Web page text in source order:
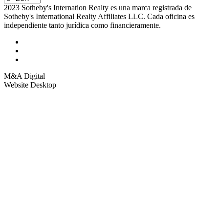
2023 Sotheby's Internation Realty es una marca registrada de
Sotheby's International Realty Affiliates LLC. Cada oficina es
independiente tanto jurídica como financieramente.
M&A Digital
Website Desktop